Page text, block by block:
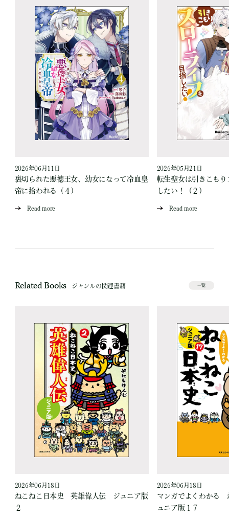
2026年06月11日
裏切られた悪徳王女、幼女になって冷血皇
帝に拾われる（４）
Read more
2026年05月21日
転生聖女は引きこも
したい！（２）
Read more
Related Books ジャンルの関連書籍 一覧
2026年06月18日
ねこねこ日本史 英雄偉人伝 ジュニア版
２
2026年06月18日
マンガでよくわかる
ュニア版１７